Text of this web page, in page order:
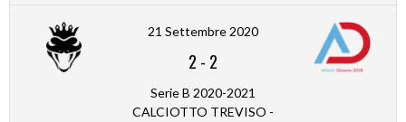
21 Settembre 2020
2 - 2
Serie B 2020-2021
CALCIOTTO TREVISO -